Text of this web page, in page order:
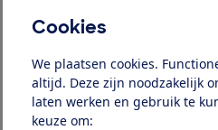
Cookies
We plaatsen cookies.
altijd. Deze zijn noodzakelijk
laten werken en gebruik te
keuze om:
Word lid
Al lid? Log in